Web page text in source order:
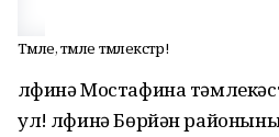
Тәмле, тәмле тәмлекәстәр!
Әлфинә Мостафина
ул! Әлфинә Бөрйән